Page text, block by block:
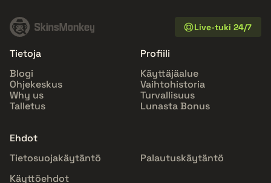
Live-tuki 24/7
Tietoja
Blogi
Ohjekeskus
Why us
Talletus
Profiili
Käyttäjäalue
Vaihtohistoria
Turvallisuus
Lunasta Bonus
Ehdot
Tietosuojakäytäntö
Palautuskäytäntö
Käyttöehdot